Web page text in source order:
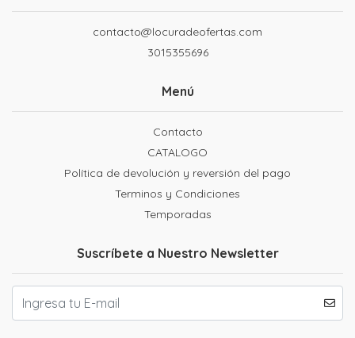
contacto@locuradeofertas.com
3015355696
Menú
Contacto
CATALOGO
Política de devolución y reversión del pago
Terminos y Condiciones
Temporadas
Suscríbete a Nuestro Newsletter